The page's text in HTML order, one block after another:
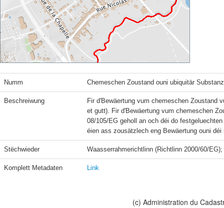
Numm Chemeschen Zoustand ouni ubiquitär
Beschreiwung
Fir d'Bewäertung vum chemeschen Zoustand
et gutt). Fir d'Bewäertung vum chemeschen
08/105/EG geholl an och déi do
Stëchwieder
Komplett Metadaten Link
(c) Administration du